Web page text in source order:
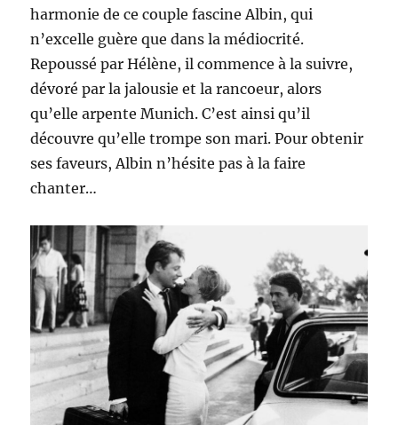
harmonie de ce couple fascine Albin, qui
n’excelle guère que dans la médiocrité.
Repoussé par Hélène, il commence à la suivre,
dévoré par la jalousie et la rancoeur, alors
qu’elle arpente Munich. C’est ainsi qu’il
découvre qu’elle trompe son mari. Pour obtenir
ses faveurs, Albin n’hésite pas à la faire
chanter…